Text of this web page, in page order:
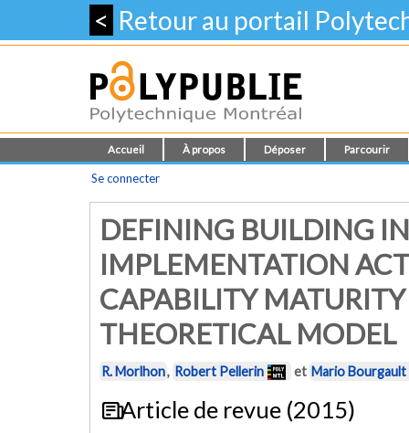
< Retour au portail
Accueil À propos Déposer Parcourir
Se connecter
DEFINING BUILDING
IMPLEMENTATION
CAPABILITY
THEORETICAL MODEL
R. Morlhon, Robert Pellerin et Mario Bourgault
Article de revue (2015)